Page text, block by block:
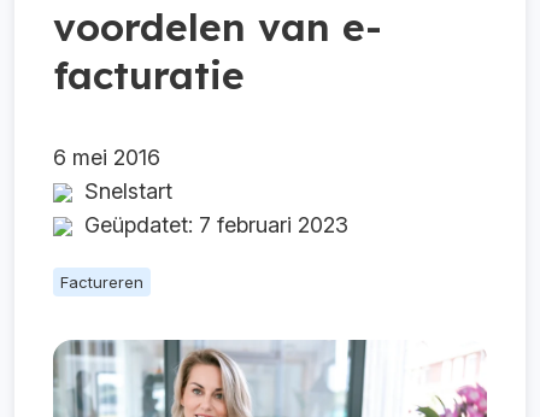
voordelen van e-
facturatie
6 mei 2016
Snelstart
Geüpdatet: 7 februari 2023
Factureren